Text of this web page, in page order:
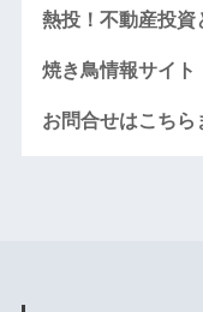
熱投！不動産投資
焼き鳥情報サイト
お問合せはこちら